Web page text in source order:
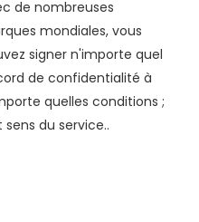
de nombreuses
mondiales, vous
signer n'importe quel
de confidentialité à
quelles conditions ;
sens du service..